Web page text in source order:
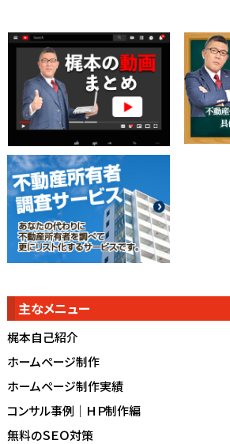
主なメニュー
梶本自己紹介
ホームページ制作
ホームページ制作実績
コンサル事例｜ＨＰ制作編
無料のＳＥＯ対策